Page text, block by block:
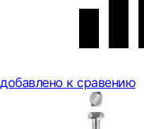
добавлено к сравению